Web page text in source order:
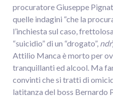
procuratore Giuseppe
quelle indagini “che la
l’inchiesta sul caso,
“suicidio” di un “drogato”, ndr
Attilio Manca è morto per
tranquillanti ed alcool. Ma
convinti che si tratti di
latitanza del boss Bernardo